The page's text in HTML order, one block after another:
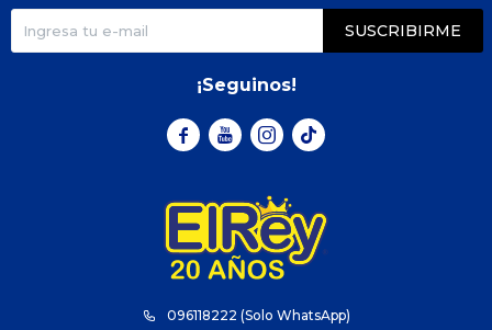
096118222 (Solo WhatsApp)
SUSCRIBIRME
¡Seguinos!
  